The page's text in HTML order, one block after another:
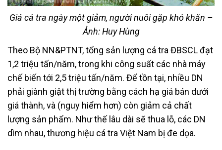
Giá cá tra ngày một giảm, người nuôi gặp khó khăn –
Ảnh: Huy Hùng
Theo Bộ NN&PTNT, tổng sản lượng cá tra ĐBSCL đạt
1,2 triệu tấn/năm, trong khi công suất các nhà máy
chế biến tới 2,5 triệu tấn/năm. Để tồn tại, nhiều DN
phải giành giật thị trường bằng cách hạ giá bán dưới
giá thành, và (nguy hiểm hơn) còn giảm cả chất
lượng sản phẩm. Như thế lâu dài sẽ thua lỗ, các DN
dìm nhau, thương hiệu cá tra Việt Nam bị đe dọa.